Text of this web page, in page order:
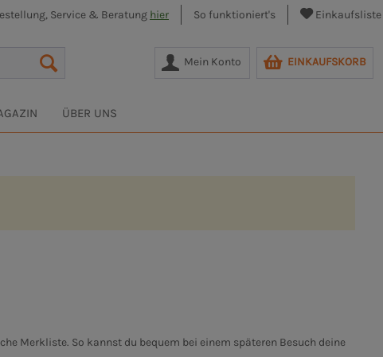
Service & Beratung hier So funktioniert's Einkaufsliste
Mein Konto EINKAUFSKORB
ÜBER UNS
Merkliste. So kannst du bequem bei einem späteren Besuch deine